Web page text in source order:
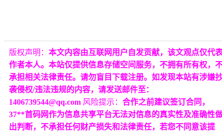
版权声明： 本文内容由互联网用户自发贡献，该文观点仅代
作者本人。本站仅提供信息存储空间服务，不拥有所有权，
承担相关法律责任。请勿盲目下载注册。如发现本站有涉嫌
袭侵权/违法违规的内容，请发送邮件至：
1406739544@qq.com 风险提示： 合作之前建议签订合同，
37**首码网作为信息共享平台无法对信息的真实性及准确性
出判断，不承担任何财产损失和法律责任，若您不同意该提